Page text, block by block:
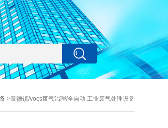
>景德镇/vocs废气治理/全自动 工业废气处理设备